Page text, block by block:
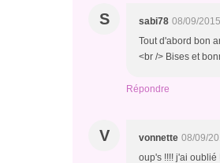
S sabi78 08/09/
Tout d'abord bon
<br /> Bises et
Répondre
V vonnette 08/09/
oup's !!!! j'ai